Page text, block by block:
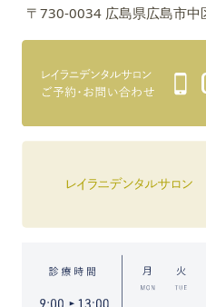
〒730-0034 広島県広島市